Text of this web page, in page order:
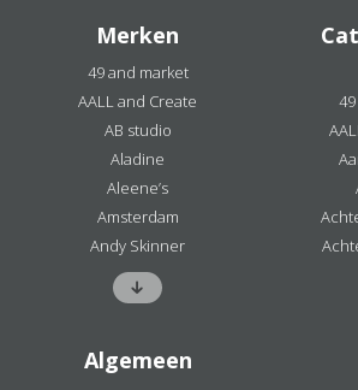
Merken
49 and market
AALL and Create
AB studio
Aladine
Aleene’s
Amsterdam
Andy Skinner
Algemeen